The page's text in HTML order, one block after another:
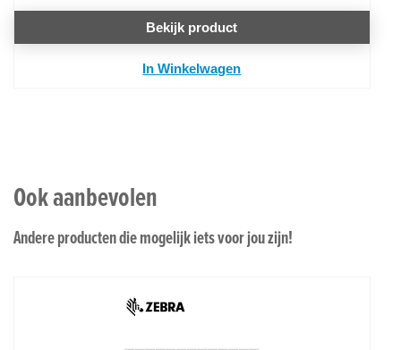
Bekijk product
In Winkelwagen
Ook aanbevolen
Andere producten die mogelijk iets voor jou zijn!